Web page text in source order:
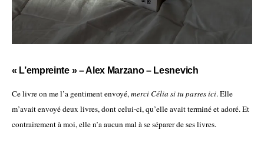
« L’empreinte » – Alex Marzano – Lesnevich
Ce livre on me l’a gentiment envoyé,merci Célia si tu passes ici. Elle
m’avait envoyé deux livres, dont celui-ci, qu’elle avait terminé et adoré. Et
contrairement à moi, elle n’a aucun mal à se séparer de ses livres.